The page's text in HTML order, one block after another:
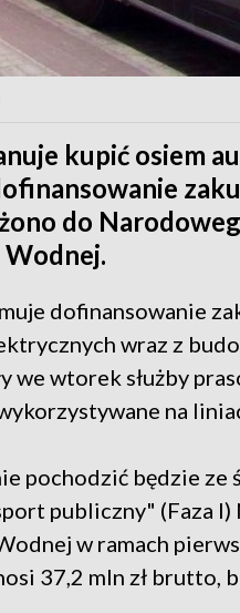
kupić osiem
do
dofinansowanie
wraz z
we wtorek służby
na
pochodzić będzie
publiczny" (Faza
w ramach
37,2 mln zł brutto,